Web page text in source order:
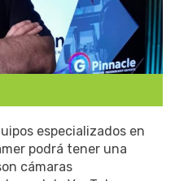
especializados en
podrá tener una
cámaras